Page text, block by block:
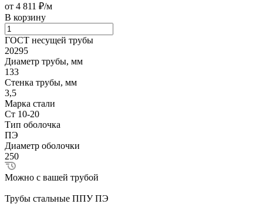
от 4 811 ₽/м
В корзину
ГОСТ несущей трубы
20295
Диаметр трубы, мм
133
Стенка трубы, мм
3,5
Марка стали
Ст 10-20
Тип оболочка
ПЭ
Диаметр оболочки
250
Можно с вашей трубой
Трубы стальные ППУ ПЭ